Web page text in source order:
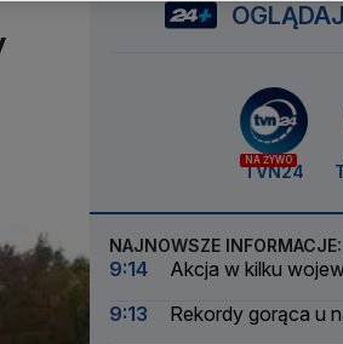
NA ŻYWO
TVN24
NAJNOWSZE INFORMACJE:
9:14
Akcja w kilku
9:13
Rekordy gorąca u